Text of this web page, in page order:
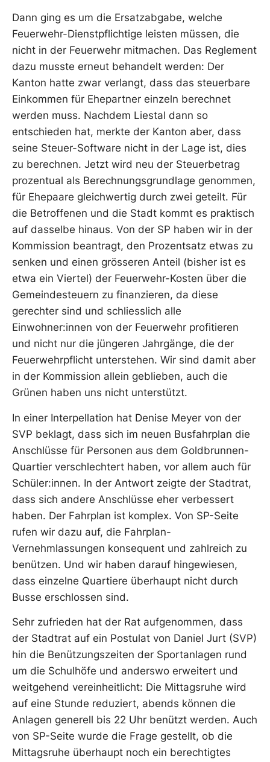
Dann ging es um die Ersatzabgabe, welche
Feuerwehr-Dienstpflichtige leisten müssen, die
nicht in der Feuerwehr mitmachen. Das Reglement
dazu musste erneut behandelt werden: Der
Kanton hatte zwar verlangt, dass das steuerbare
Einkommen für Ehepartner einzeln berechnet
werden muss. Nachdem Liestal dann so
entschieden hat, merkte der Kanton aber, dass
seine Steuer-Software nicht in der Lage ist, dies
zu berechnen. Jetzt wird neu der Steuerbetrag
prozentual als Berechnungsgrundlage genommen,
für Ehepaare gleichwertig durch zwei geteilt. Für
die Betroffenen und die Stadt kommt es praktisch
auf dasselbe hinaus. Von der SP haben wir in der
Kommission beantragt, den Prozentsatz etwas zu
senken und einen grösseren Anteil (bisher ist es
etwa ein Viertel) der Feuerwehr-Kosten über die
Gemeindesteuern zu finanzieren, da diese
gerechter sind und schliesslich alle
Einwohner:innen von der Feuerwehr profitieren
und nicht nur die jüngeren Jahrgänge, die der
Feuerwehrpflicht unterstehen. Wir sind damit aber
in der Kommission allein geblieben, auch die
Grünen haben uns nicht unterstützt.
In einer Interpellation hat Denise Meyer von der
SVP beklagt, dass sich im neuen Busfahrplan die
Anschlüsse für Personen aus dem Goldbrunnen-
Quartier verschlechtert haben, vor allem auch für
Schüler:innen. In der Antwort zeigte der Stadtrat,
dass sich andere Anschlüsse eher verbessert
haben. Der Fahrplan ist komplex. Von SP-Seite
rufen wir dazu auf, die Fahrplan-
Vernehmlassungen konsequent und zahlreich zu
benützen. Und wir haben darauf hingewiesen,
dass einzelne Quartiere überhaupt nicht durch
Busse erschlossen sind.
Sehr zufrieden hat der Rat aufgenommen, dass
der Stadtrat auf ein Postulat von Daniel Jurt (SVP)
hin die Benützungszeiten der Sportanlagen rund
um die Schulhöfe und anderswo erweitert und
weitgehend vereinheitlicht: Die Mittagsruhe wird
auf eine Stunde reduziert, abends können die
Anlagen generell bis 22 Uhr benützt werden. Auch
von SP-Seite wurde die Frage gestellt, ob die
Mittagsruhe überhaupt noch ein berechtigtes